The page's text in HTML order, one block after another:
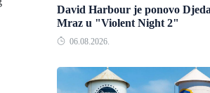
David Harbour je ponovo Djeda
Mraz u "Violent Night 2"
06.08.2026.